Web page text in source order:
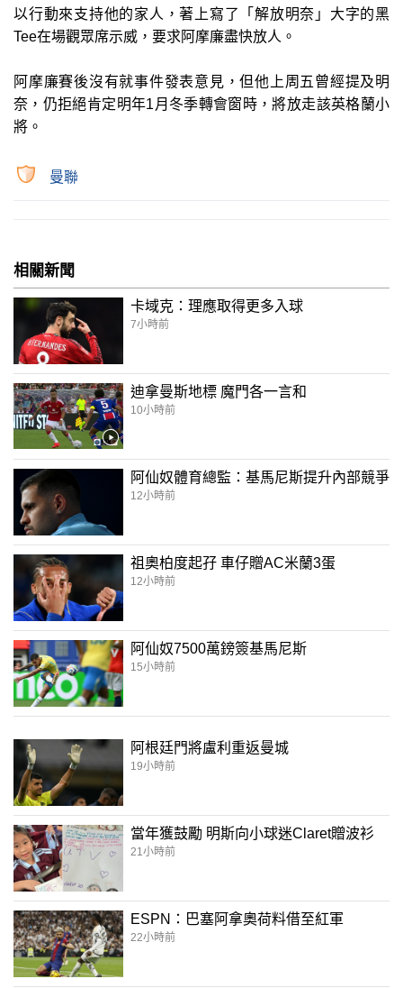
以行動來支持他的家人，著上寫了「解放明奈」大字的黑
Tee在場觀眾席示威，要求阿摩廉盡快放人。
阿摩廉賽後沒有就事件發表意見，但他上周五曾經提及明
奈，仍拒絕肯定明年1月冬季轉會窗時，將放走該英格蘭小
將。
曼聯
相關新聞
卡域克：理應取得更多入球
7小時前
迪拿曼斯地標 魔門各一言和
10小時前
阿仙奴體育總監：基馬尼斯提升內部競爭
12小時前
祖奧柏度起孖 車仔贈AC米蘭3蛋
12小時前
阿仙奴7500萬鎊簽基馬尼斯
15小時前
阿根廷門將盧利重返曼城
19小時前
當年獲鼓勵 明斯向小球迷Claret贈波衫
21小時前
ESPN：巴塞阿拿奧荷料借至紅軍
22小時前